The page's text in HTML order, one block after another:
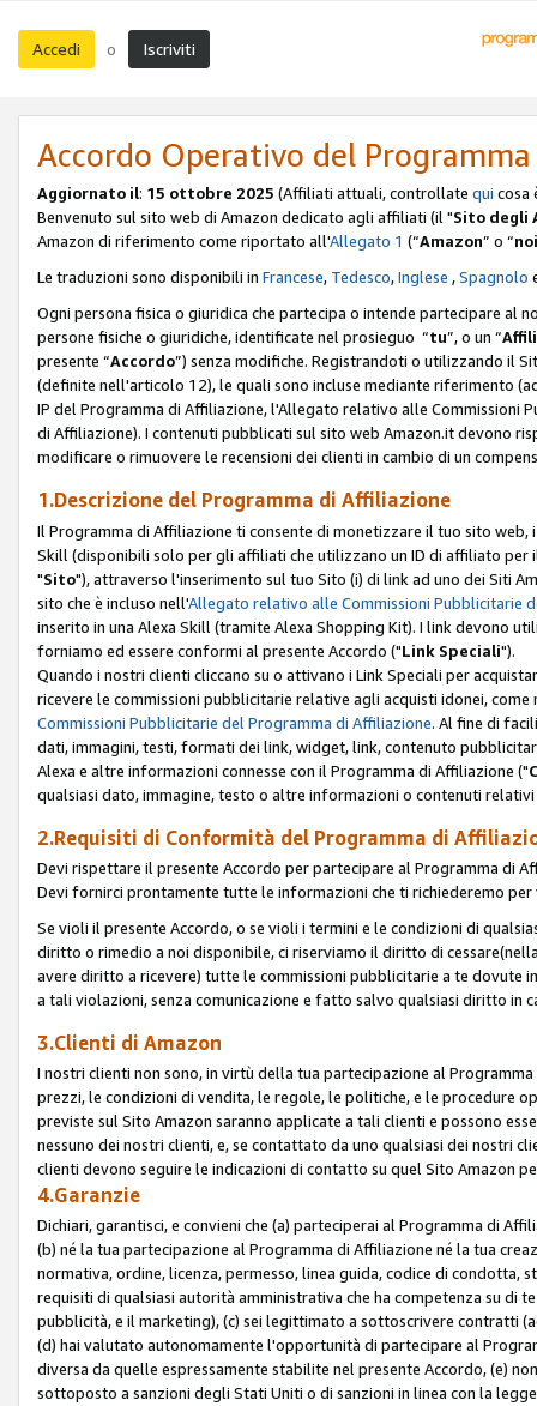
Accedi o Iscriviti
Accordo Operativo del
Aggiornato il: 15 ottobre 2025 (Affiliati attuali, controllate qui cosa
Benvenuto sul sito web di Amazon dedicato agli affiliati (il "Sito degli
Amazon di riferimento come riportato all'Allegato 1 (“Amazon” o “noi
Le traduzioni sono disponibili in Francese, Tedesco,Inglese ,Spagnolo
Ogni persona fisica o giuridica che partecipa o intende partecipare al
persone fisiche o giuridiche, identificate nel prosieguo “tu”, o un “
presente “Accordo”) senza modifiche. Registrandoti o utilizzando il
(definite nell'articolo 12), le quali sono incluse mediante riferimento
IP del Programma di Affiliazione, l'Allegato relativo alle Commissioni
di Affiliazione). I contenuti pubblicati sul sito web Amazon.it devono
modificare o rimuovere le recensioni dei clienti in cambio di un
1.Descrizione del Programma di Affiliazione
Il Programma di Affiliazione ti consente di monetizzare il tuo sito
Skill (disponibili solo per gli affiliati che utilizzano un ID di affiliato per
"Sito"), attraverso l'inserimento sul tuo Sito (i) di link ad uno dei Siti
sito che è incluso nell'Allegato relativo alle Commissioni Pubblicitarie
inserito in una Alexa Skill (tramite Alexa Shopping Kit). I link devono
forniamo ed essere conformi al presente Accordo ("Link Speciali").
Quando i nostri clienti cliccano su o attivano i Link Speciali per
ricevere le commissioni pubblicitarie relative agli acquisti idonei,
Commissioni Pubblicitarie del Programma di Affiliazione. Al fine di
dati, immagini, testi, formati dei link, widget, link, contenuto
Alexa e altre informazioni connesse con il Programma di Affiliazione ("
qualsiasi dato, immagine, testo o altre informazioni o contenuti
2.Requisiti di Conformità del Programma di
Devi rispettare il presente Accordo per partecipare al Programma di
Devi fornirci prontamente tutte le informazioni che ti richiederemo
Se violi il presente Accordo, o se violi i termini e le condizioni di
diritto o rimedio a noi disponibile, ci riserviamo il diritto di
avere diritto a ricevere) tutte le commissioni pubblicitarie a te dovute
a tali violazioni, senza comunicazione e fatto salvo qualsiasi diritto in
3.Clienti di Amazon
I nostri clienti non sono, in virtù della tua partecipazione al
prezzi, le condizioni di vendita, le regole, le politiche, e le procedure
previste sul Sito Amazon saranno applicate a tali clienti e possono
nessuno dei nostri clienti, e, se contattato da uno qualsiasi dei nostri
clienti devono seguire le indicazioni di contatto su quel Sito Amazon
4.Garanzie
Dichiari, garantisci, e convieni che (a) parteciperai al Programma di
(b) né la tua partecipazione al Programma di Affiliazione né la tua
normativa, ordine, licenza, permesso, linea guida, codice di
requisiti di qualsiasi autorità amministrativa che ha competenza su di
pubblicità, e il marketing), (c) sei legittimato a sottoscrivere contratti
(d) hai valutato autonomamente l'opportunità di partecipare al
diversa da quelle espressamente stabilite nel presente Accordo, (e)
sottoposto a sanzioni degli Stati Uniti o di sanzioni in linea con la